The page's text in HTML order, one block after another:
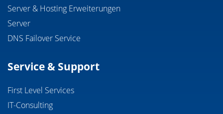
Server & Hosting Erweiterungen
Server
DNS Failover Service
Service & Support
First Level Services
IT-Consulting